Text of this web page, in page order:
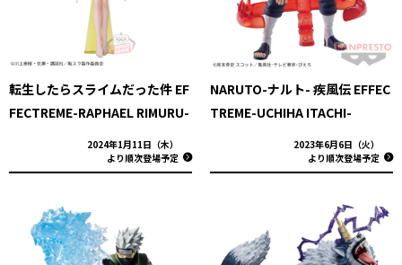
転生したらスライムだった件 EF
FECTREME-RAPHAEL RIMURU-
2024年1月11日（木）
より順次登場予定
NARUTO-ナルト- 疾風伝 EFFEC
TREME-UCHIHA ITACHI-
2023年6月6日（火）
より順次登場予定